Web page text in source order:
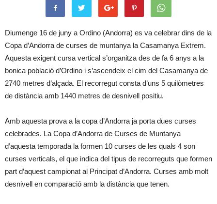
Diumenge 16 de juny a Ordino (Andorra) es va celebrar dins de la
Copa d’Andorra de curses de muntanya la Casamanya Extrem.
Aquesta exigent cursa vertical s’organitza des de fa 6 anys a la
bonica població d’Ordino i s’ascendeix el cim del Casamanya de
2740 metres d’alçada. El recorregut consta d’uns 5 quilòmetres
de distància amb 1440 metres de desnivell positiu.
Amb aquesta prova a la copa d’Andorra ja porta dues curses
celebrades. La Copa d’Andorra de Curses de Muntanya
d’aquesta temporada la formen 10 curses de les quals 4 son
curses verticals, el que indica del tipus de recorreguts que formen
part d’aquest campionat al Principat d’Andorra. Curses amb molt
desnivell en comparació amb la distància que tenen.